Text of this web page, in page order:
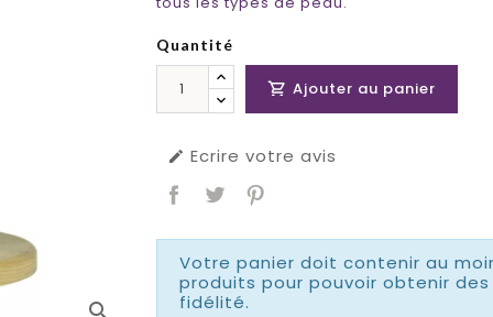
search
Quantité
 Ajouter au panier
 Ecrire votre avis
Votre panier doit contenir au
produits pour pouvoir obtenir
fidélité.